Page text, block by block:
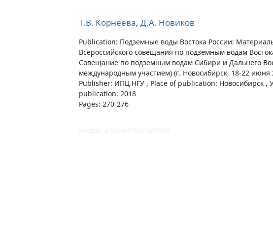
Т.В. Корнеева, Д.А. Новиков
Publication: Подземные воды Востока России:
Всероссийского совещания по подземным водам
Совещание по подземным водам Сибири и Дальнего
международным участием) (г. Новосибирск, 18-22 июня
Publisher: ИПЦ НГУ , Place of publication: Новосибирск ,
publication: 2018
Pages: 270-276